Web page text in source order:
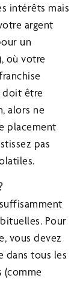
intérêts mais
argent
un
où votre
doit être
alors ne
placement
pas
Pour
vous devez
dans tous les
(comme